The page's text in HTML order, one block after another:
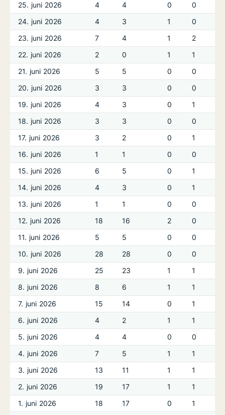
25. juni 2026 4 4 0
0
24. juni 2026
4 3 1
0
23. juni 2026
7 4 1
2
22. juni 2026
2 0 1
1
21. juni 2026
5 5 0
0
20. juni 2026
3 3 0
0
19. juni 2026
4 3 0
1
18. juni 2026
3 3 0
0
17. juni 2026
3 2 0
1
16. juni 2026
1 1 0
0
15. juni 2026
6 5 0
1
14. juni 2026
4 3 0
1
13. juni 2026
1 1 0
0
12. juni 2026
18 16 2
0
11. juni 2026
5 5 0
0
10. juni 2026
28 28 0
0
9. juni 2026
25 23 1
1
8. juni 2026
8 6 1
1
7. juni 2026
15 14 0
1
6. juni 2026
4 2 1
1
5. juni 2026
4 4 0
0
4. juni 2026
7 5 1
1
3. juni 2026
13 11 1
1
2. juni 2026
19 17 1
1
1. juni 2026
18 17 0
1